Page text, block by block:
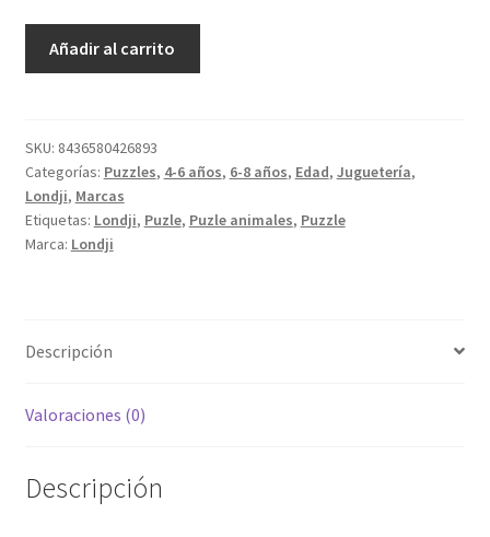
Añadir al carrito
SKU: 8436580426893
Categorías: Puzzles, 4-6 años, 6-8 años, Edad, Juguetería,
Londji, Marcas
Etiquetas: Londji, Puzle, Puzle animales, Puzzle
Marca: Londji
Descripción
Valoraciones (0)
Descripción